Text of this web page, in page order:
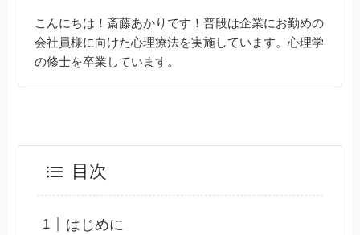
こんにちは！斎藤あかりです！普段は企業にお勤めの
会社員様に向けた心理療法を実施しています。心理学
の修士を卒業しています。
目次
はじめに